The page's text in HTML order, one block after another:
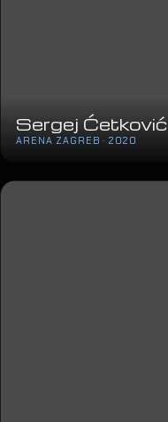
Sergej Ćetković
ARENA ZAGREB · 2020